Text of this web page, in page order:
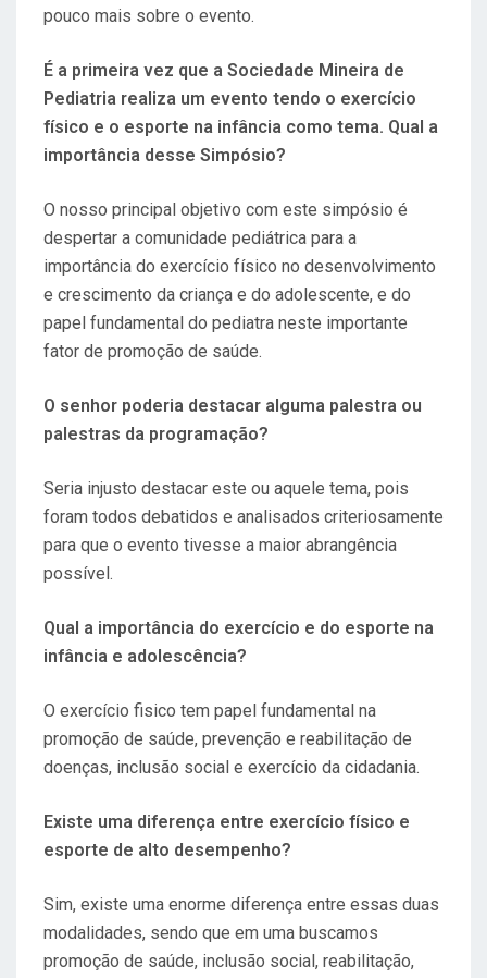
pouco mais sobre o evento.
É a primeira vez que a Sociedade Mineira de
Pediatria realiza um evento tendo o exercício
físico e o esporte na infância como tema. Qual a
importância desse Simpósio?
O nosso principal objetivo com este simpósio é
despertar a comunidade pediátrica para a
importância do exercício físico no desenvolvimento
e crescimento da criança e do adolescente, e do
papel fundamental do pediatra neste importante
fator de promoção de saúde.
O senhor poderia destacar alguma palestra ou
palestras da programação?
Seria injusto destacar este ou aquele tema, pois
foram todos debatidos e analisados criteriosamente
para que o evento tivesse a maior abrangência
possível.
Qual a importância do exercício e do esporte na
infância e adolescência?
O exercício fisico tem papel fundamental na
promoção de saúde, prevenção e reabilitação de
doenças, inclusão social e exercício da cidadania.
Existe uma diferença entre exercício físico e
esporte de alto desempenho?
Sim, existe uma enorme diferença entre essas duas
modalidades, sendo que em uma buscamos
promoção de saúde, inclusão social, reabilitação,